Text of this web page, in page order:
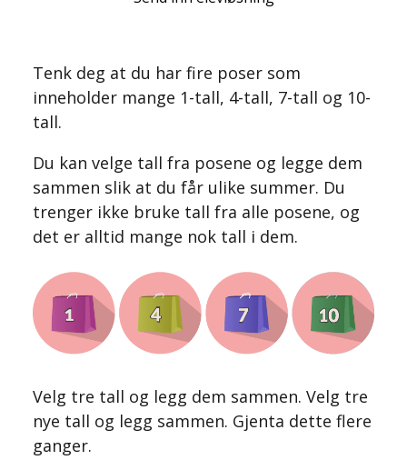
Tenk deg at du har fire poser som
inneholder mange 1-tall, 4-tall, 7-tall og 10-
tall.
Du kan velge tall fra posene og legge dem
sammen slik at du får ulike summer. Du
trenger ikke bruke tall fra alle posene, og
det er alltid mange nok tall i dem.
Velg tre tall og legg dem sammen. Velg tre
nye tall og legg sammen. Gjenta dette flere
ganger.